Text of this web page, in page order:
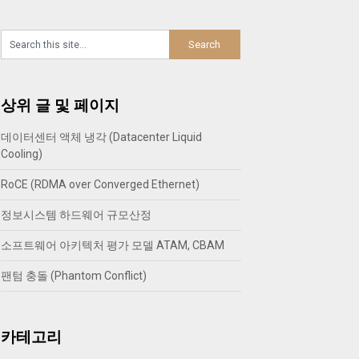
상위 글 및 페이지
데이터센터 액체 냉각 (Datacenter Liquid
Cooling)
RoCE (RDMA over Converged Ethernet)
정보시스템 하드웨어 규모산정
소프트웨어 아키텍처 평가 모델 ATAM, CBAM
팬텀 충돌 (Phantom Conflict)
카테고리